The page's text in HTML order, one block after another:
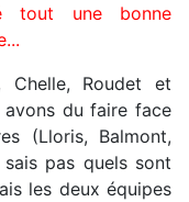
tout une bonne
Chelle, Roudet et
du faire face
(Lloris, Balmont,
sais pas quels sont
les deux équipes